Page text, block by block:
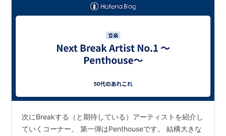
次にBreakする（と期待している）アーティストを紹介し
ていくコーナー。 第一弾はPenthouseです。 結構大きな